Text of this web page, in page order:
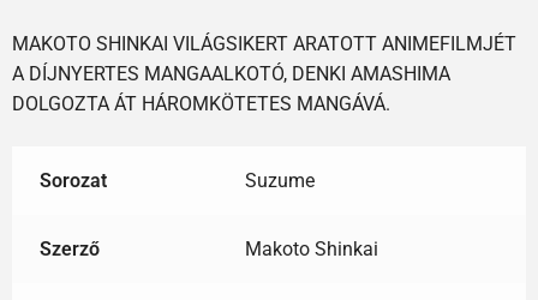
MAKOTO SHINKAI VILÁGSIKERT ARATOTT ANIMEFILMJÉT
A DÍJNYERTES MANGAALKOTÓ, DENKI AMASHIMA
DOLGOZTA ÁT HÁROMKÖTETES MANGÁVÁ.
Sorozat Suzume
Szerző Makoto Shinkai